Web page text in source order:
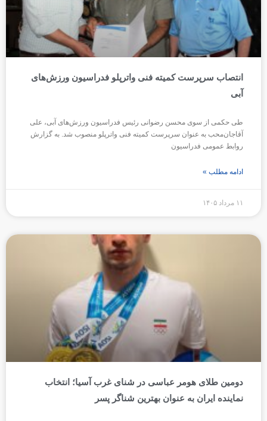
انتصاب سرپرست کمیته فنی واترپلو فدراسیون ورزش‌های
آبی
طی حکمی از سوی محسن رضوانی رئیس فدراسیون ورزش‌های آبی، علی
آقاجان‌محب به عنوان سرپرست کمیته فنی واترپلو منصوب شد. به گزارش
روابط عمومی فدراسیون
ادامه مطلب »
۱۱ مرداد ۱۴۰۵
دومین طلای هومر عباسی در شنای غرب آسیا؛ انتخاب
نماینده ایران به عنوان بهترین شناگر پسر